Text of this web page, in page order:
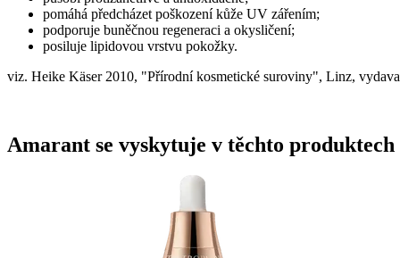
pomáhá předcházet poškození kůže UV zářením;
podporuje buněčnou regeneraci a okysličení;
posiluje lipidovou vrstvu pokožky.
viz. Heike Käser 2010, "Přírodní kosmetické suroviny", Linz,
Amarant se vyskytuje v těchto produktech